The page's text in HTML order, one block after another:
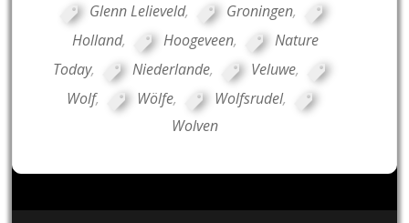
Glenn Lelieveld, Groningen,
Holland, Hoogeveen,
Nature
Today, Niederlande, Veluwe,
Wolf, Wölfe, Wolfsrudel,
Wolven